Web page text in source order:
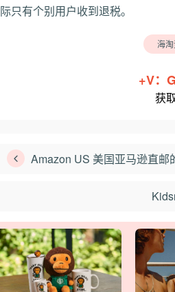
际只有个别用户收到退税。
海
+V：
获
Amazon US 美国亚马逊直邮